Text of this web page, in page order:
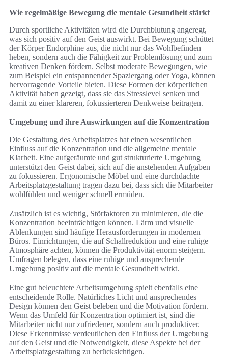
Wie regelmäßige Bewegung die mentale Gesundheit stärkt
Durch sportliche Aktivitäten wird die Durchblutung angeregt,
was sich positiv auf den Geist auswirkt. Bei Bewegung schüttet
der Körper Endorphine aus, die nicht nur das Wohlbefinden
heben, sondern auch die Fähigkeit zur Problemlösung und zum
kreativen Denken fördern. Selbst moderate Bewegungen, wie
zum Beispiel ein entspannender Spaziergang oder Yoga, können
hervorragende Vorteile bieten. Diese Formen der körperlichen
Aktivität haben gezeigt, dass sie das Stresslevel senken und
damit zu einer klareren, fokussierteren Denkweise beitragen.
Umgebung und ihre Auswirkungen auf die Konzentration
Die Gestaltung des Arbeitsplatzes hat einen wesentlichen
Einfluss auf die Konzentration und die allgemeine mentale
Klarheit. Eine aufgeräumte und gut strukturierte Umgebung
unterstützt den Geist dabei, sich auf die anstehenden Aufgaben
zu fokussieren. Ergonomische Möbel und eine durchdachte
Arbeitsplatzgestaltung tragen dazu bei, dass sich die Mitarbeiter
wohlfühlen und weniger schnell ermüden.
Zusätzlich ist es wichtig, Störfaktoren zu minimieren, die die
Konzentration beeinträchtigen können. Lärm und visuelle
Ablenkungen sind häufige Herausforderungen in modernen
Büros. Einrichtungen, die auf Schallreduktion und eine ruhige
Atmosphäre achten, können die Produktivität enorm steigern.
Umfragen belegen, dass eine ruhige und ansprechende
Umgebung positiv auf die mentale Gesundheit wirkt.
Eine gut beleuchtete Arbeitsumgebung spielt ebenfalls eine
entscheidende Rolle. Natürliches Licht und ansprechendes
Design können den Geist beleben und die Motivation fördern.
Wenn das Umfeld für Konzentration optimiert ist, sind die
Mitarbeiter nicht nur zufriedener, sondern auch produktiver.
Diese Erkenntnisse verdeutlichen den Einfluss der Umgebung
auf den Geist und die Notwendigkeit, diese Aspekte bei der
Arbeitsplatzgestaltung zu berücksichtigen.